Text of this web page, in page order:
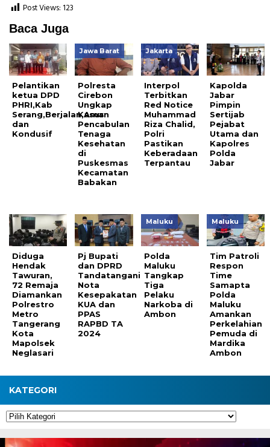
Post Views: 123
Baca Juga
Pelantikan
ketua DPD
PHRI,Kab
Serang,Berjalan,Aman
dan
Kondusif
Jawa Barat
Polresta
Cirebon
Ungkap
Kasus
Pencabulan
Tenaga
Kesehatan
di
Puskesmas
Kecamatan
Babakan
Jakarta
Interpol
Terbitkan
Red Notice
Muhammad
Riza Chalid,
Polri
Pastikan
Keberadaan
Terpantau
Kapolda
Jabar
Pimpin
Sertijab
Pejabat
Utama dan
Kapolres
Polda
Jabar
Diduga
Hendak
Tawuran,
72 Remaja
Diamankan
Polrestro
Metro
Tangerang
Kota
Mapolsek
Neglasari
Pj Bupati
dan DPRD
Tandatangani
Nota
Kesepakatan
KUA dan
PPAS
RAPBD TA
2024
Maluku
Polda
Maluku
Tangkap
Tiga
Pelaku
Narkoba di
Ambon
Maluku
Tim Patroli
Respon
Time
Samapta
Polda
Maluku
Amankan
Perkelahian
Pemuda di
Mardika
Ambon
KATEGORI
Kategori
Pemutar